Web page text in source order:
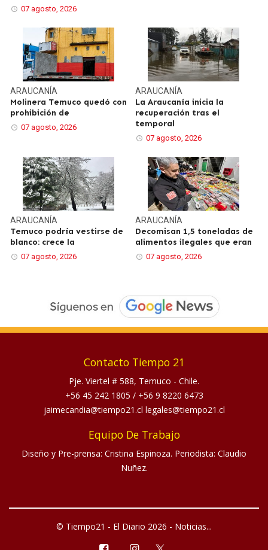
07 agosto, 2026
ARAUCANÍA
Molinera Temuco quedó con
prohibición de
07 agosto, 2026
ARAUCANÍA
La Araucanía inicia la
recuperación tras el
temporal
07 agosto, 2026
ARAUCANÍA
Temuco podría vestirse de
blanco: crece la
07 agosto, 2026
ARAUCANÍA
Decomisan 1,5 toneladas de
alimentos ilegales que eran
07 agosto, 2026
Contacto Tiempo 21
Pje. Viertel # 588, Temuco - Chile.
+56 45 242 1805 / +56 9 8220 6473
jaimecandia@tiempo21.cl legales@tiempo21.cl
Equipo De Trabajo
Diseño y Pre-prensa: Cristina Espinoza. Periodista: Claudio
Nuñez.
© Tiempo21 - El Diario 2026 - Noticias...